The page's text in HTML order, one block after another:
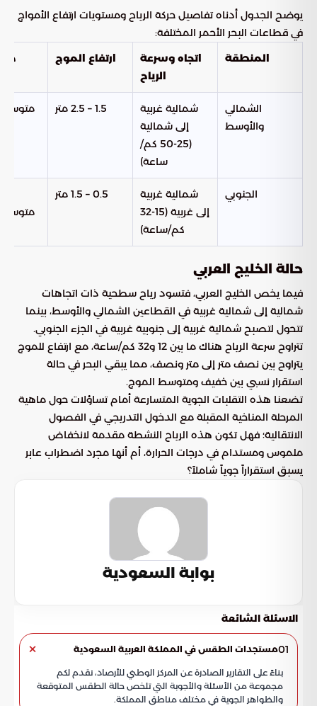
يوضح الجدول أدناه تفاصيل حركة الرياح ومستويات ارتفاع الأمواج
في قطاعات البحر الأحمر المختلفة:
المنطقة
اتجاه وسرعة
الرياح
ارتفاع الموج
الشمالي
والأوسط
شمالية غربية
إلى شمالية
(25-50 كم/
ساعة)
1.5 – 2.5 متر
متوسط
الجنوبي
شمالية غربية
إلى غربية (15-32
كم/ساعة)
0.5 – 1.5 متر
متوسط
حالة الخليج العربي
فيما يخص الخليج العربي، فتسود رياح سطحية ذات اتجاهات
شمالية إلى شمالية غربية في القطاعين الشمالي والأوسط، بينما
تتحول لتصبح شمالية غربية إلى جنوبية غربية في الجزء الجنوبي.
تتراوح سرعة الرياح هناك ما بين 12 و32 كم/ساعة، مع ارتفاع للموج
يتراوح بين نصف متر إلى متر ونصف، مما يبقي البحر في حالة
استقرار نسبي بين خفيف ومتوسط الموج.
تضعنا هذه التقلبات الجوية المتسارعة أمام تساؤلات حول ماهية
المرحلة المناخية المقبلة مع الدخول التدريجي في الفصول
الانتقالية؛ فهل تكون هذه الرياح النشطة مقدمة لانخفاض
ملموس ومستدام في درجات الحرارة، أم أنها مجرد اضطراب عابر
يسبق استقراراً جوياً شاملاً؟
بوابة السعودية
الاسئلة الشائعة
01مستجدات الطقس في المملكة العربية السعودية
بناءً على التقارير الصادرة عن المركز الوطني للأرصاد، نقدم لكم
مجموعة من الأسئلة والأجوبة التي تلخص حالة الطقس المتوقعة
والظواهر الجوية في مختلف مناطق المملكة.